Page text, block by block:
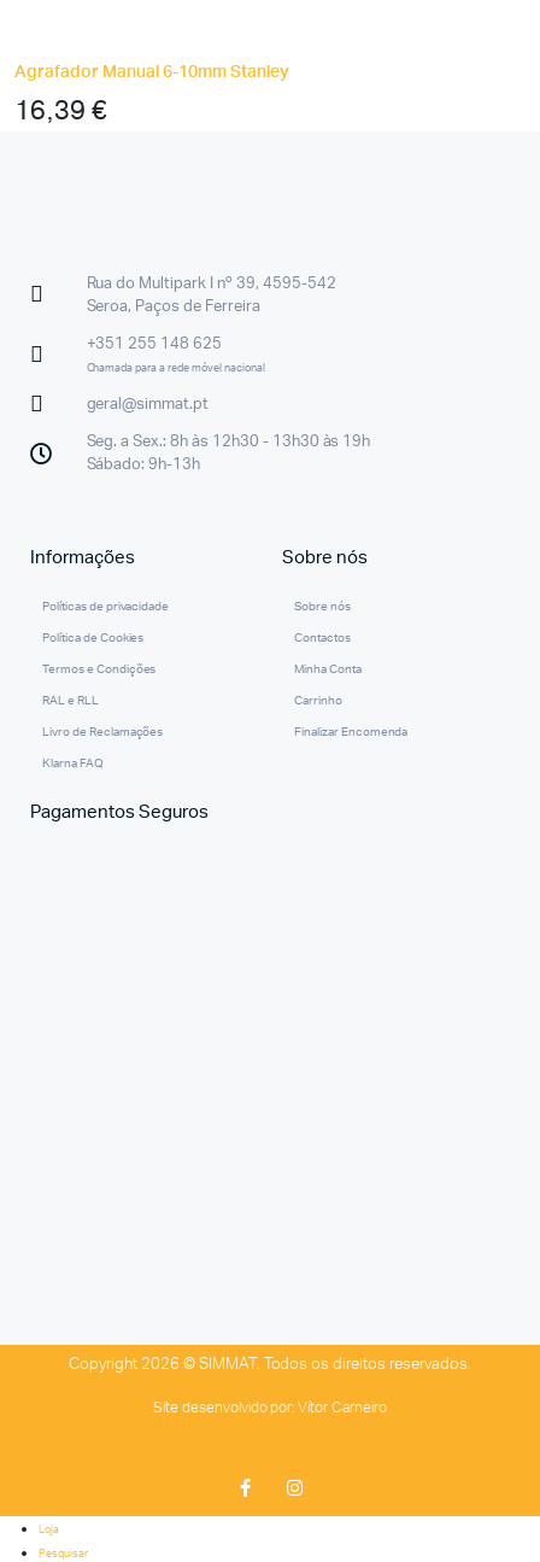
Agrafador Manual 6-10mm Stanley
16,39 €
Rua do Multipark I nº 39, 4595-542
Seroa, Paços de Ferreira
+351 255 148 625
Chamada para a rede móvel nacional
geral@simmat.pt
Seg. a Sex.: 8h às 12h30 - 13h30 às 19h
Sábado: 9h-13h
Informações
Políticas de privacidade
Política de Cookies
Termos e Condições
RAL e RLL
Livro de Reclamações
Klarna FAQ
Sobre nós
Sobre nós
Contactos
Minha Conta
Carrinho
Finalizar Encomenda
Pagamentos Seguros
Copyright 2026 © SIMMAT. Todos os direitos reservados.
Site desenvolvido por: Vítor Carneiro
Loja
Pesquisar